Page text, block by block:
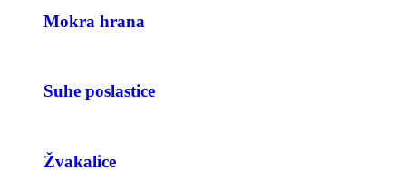
Mokra hrana
Suhe poslastice
Žvakalice